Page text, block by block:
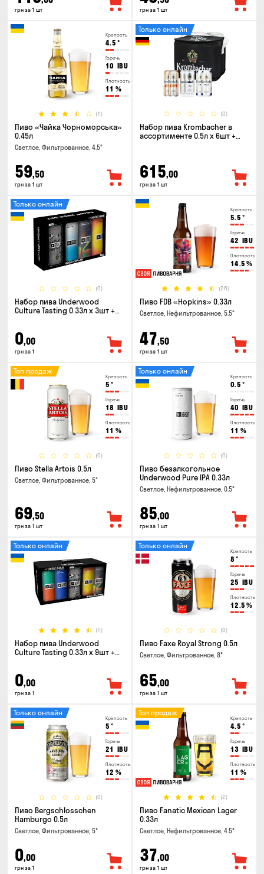
грн за 1 шт грн за 1 шт
Крепость
4.5 °
Горечь
10 IBU
Плотность
11 %
(1)
Пиво «Чайка Чорноморська»
0.45л
Светлое, Фильтрованное, 4.5°
59,50
грн за 1 шт
(0)
Только онлайн
Набор пива Krombacher в
ассортименте 0.5л х 6шт +
615,00
грн за 1 шт
(0)
Только онлайн
Набор пива Underwood
Culture Tasting 0.33л x 3шт +
0,00
грн за 1
Крепость
5.5 °
Горечь
42 IBU
Плотность
14.5 %
(28)
Пиво FDB «Hopkins» 0.33л
Светлое, Нефильтрованное, 5.5°
47,50
грн за 1 шт
Крепость
5 °
Горечь
18 IBU
Плотность
11 %
(0)
Топ продаж
Пиво Stella Artois 0.5л
Светлое, Фильтрованное, 5°
69,50
грн за 1 шт
Крепость
0.5 °
Горечь
40 IBU
Плотность
11 %
(0)
Только онлайн
Пиво безалкогольное
Underwood Pure IPA 0.33л
Светлое, Нефильтрованное, 0.5°
85,00
грн за 1 шт
(1)
Только онлайн
Набор пива Underwood
Culture Tasting 0.33л x 9шт +
0,00
грн за 1
Крепость
8 °
Горечь
25 IBU
Плотность
12.5 %
(0)
Только онлайн
Пиво Faxe Royal Strong 0.5л
Светлое, Фильтрованное, 8°
65,00
грн за 1 шт
Крепость
5 °
Горечь
21 IBU
Плотность
12 %
(0)
Только онлайн
Пиво Bergschlosschen
Hamburgo 0.5л
Светлое, Фильтрованное, 5°
0,00
грн за 1
Крепость
4.5 °
Горечь
13 IBU
Плотность
11 %
(2)
Топ продаж
Пиво Fanatic Mexican Lager
0.33л
Светлое, Нефильтрованное, 4.5°
37,00
грн за 1 шт